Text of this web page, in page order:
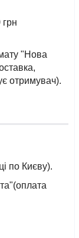
грн
"Нова
отримувач).
по Києву).